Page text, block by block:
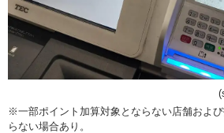
※一部ポイント加算対象とならない店舗およ
らない場合あり。